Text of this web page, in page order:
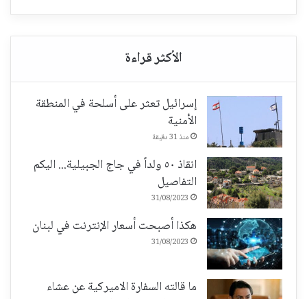
إسرائيل تعثر على أسلحة في المنطقة
الأمنية
منذ 31 دقيقة
انقاذ ٥٠ ولداً في جاج الجبيلية... اليكم
التفاصيل
31/08/2023
هكذا أصبحت أسعار الإنترنت في لبنان
31/08/2023
ما قالته السفارة الاميركية عن عشاء